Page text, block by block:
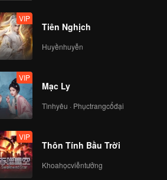
VIP
Tiên Nghịch
Huyềnhuyễn
VIP
Mạc Ly
Tìnhyêu · Phụctrangcổđại
VIP
Thôn Tính Bầu Trời
Khoahọcviễntưởng